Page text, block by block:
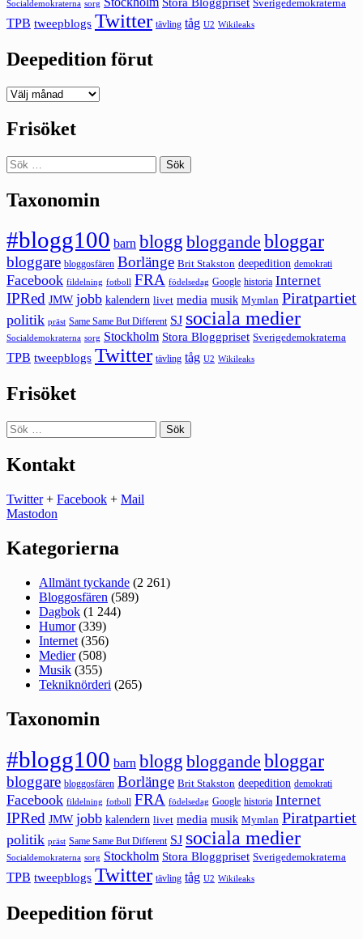
Socialdemokraterna sorg Sverigedemokraterna
TPB tweepblogs Twitter tävling tåg U2 Wikileaks
Deepedition förut
Deepedition
Frisöket
Sök
efter:
Taxonomin
#blogg100 barn blogg bloggande bloggar
bloggare bloggosfären Borlänge Brit Stakston deepedition demokrati
Facebook fildelning fotboll FRA födelsedag Google historia Internet
IPRed JMW jobb kalendern livet media musik Mymlan Piratpartiet
politik präst Same Same But Different SJ sociala medier
Socialdemokraterna sorg Stockholm Stora Bloggpriset Sverigedemokraterna
TPB tweepblogs Twitter tävling tåg U2 Wikileaks
Frisöket
Sök
efter:
Kontakt
Twitter+ Facebook + Mail
Mastodon
Kategorierna
Allmänt tyckande (2 261)
Bloggosfären (589)
Dagbok (1 244)
Humor(339)
Internet (356)
Medier(508)
Musik (355)
Tekniknörderi (265)
Taxonomin
#blogg100 barn blogg bloggande bloggar
bloggare bloggosfären Borlänge Brit Stakston deepedition demokrati
Facebook fildelning fotboll FRA födelsedag Google historia Internet
IPRed JMW jobb kalendern livet media musik Mymlan Piratpartiet
politik präst Same Same But Different SJ sociala medier
Socialdemokraterna sorg Stockholm Stora Bloggpriset Sverigedemokraterna
TPB tweepblogs Twitter tävling tåg U2 Wikileaks
Deepedition förut